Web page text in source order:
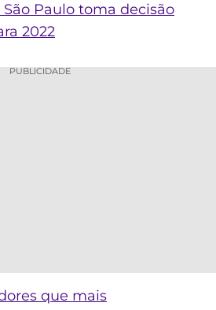
Paulo toma decisão
2022
PUBLICIDADE
que mais